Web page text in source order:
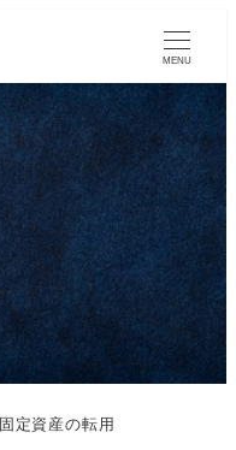
MENU
固定資産の転用